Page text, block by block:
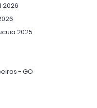
2026
2025
- GO